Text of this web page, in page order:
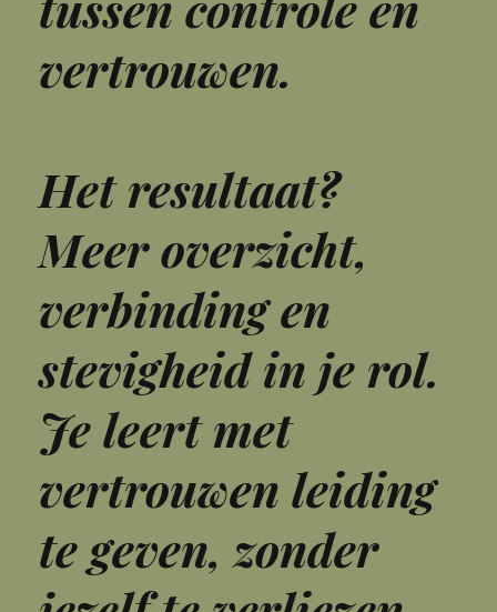
vertrouwen.
Het resultaat?
Meer overzicht,
verbinding en
stevigheid in je rol.
Je leert met
vertrouwen leiding
te geven, zonder